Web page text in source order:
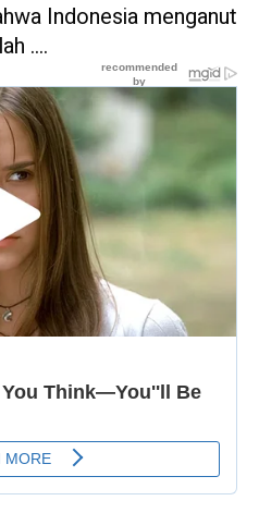
Indonesia menganut
….